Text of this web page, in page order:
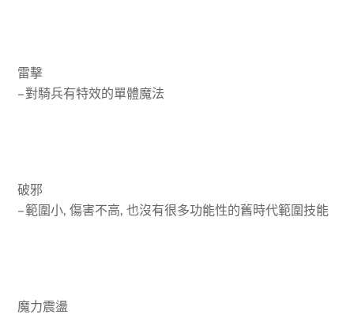
雷擊
– 對騎兵有特效的單體魔法
破邪
– 範圍小, 傷害不高, 也沒有很多功能性的舊時代範圍技能
魔力震盪